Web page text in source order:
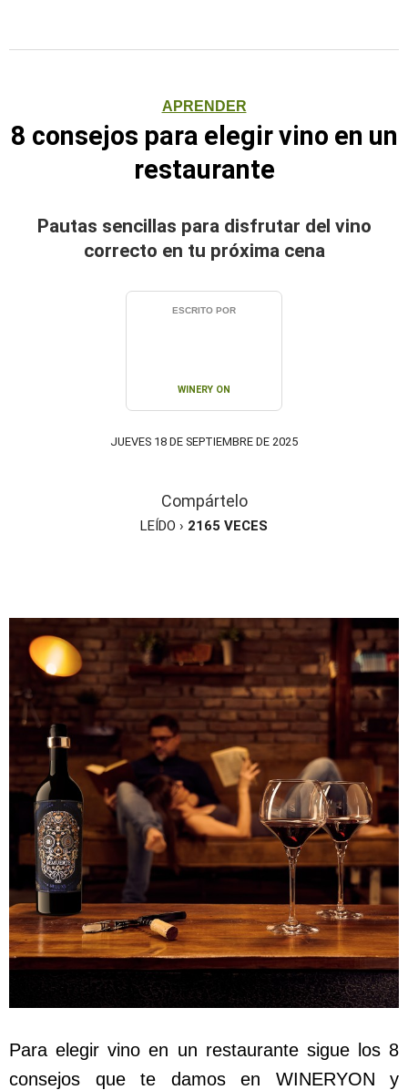
APRENDER
8 consejos para elegir vino en un
restaurante
Pautas sencillas para disfrutar del vino
correcto en tu próxima cena
ESCRITO POR
WINERY ON
JUEVES 18 DE SEPTIEMBRE DE 2025
Compártelo
LEÍDO › 2165 VECES
Para elegir vino en un restaurante sigue los 8
consejos que te damos en WINERYON y